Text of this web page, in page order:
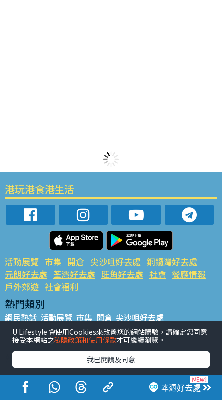
本週好去處
港玩港食港生活
活動展覽 市集 開倉 尖沙咀好去處 銅鑼灣好去處
元朗好去處 荃灣好去處 旺角好去處 社會 餐廳情報
戶外郊遊 社會福利
熱門類別
網民熱話 活動展覽 市集 開倉 尖沙咀好去處
銅鑼灣好去處 元朗好去處 荃灣好去處 旺角好去處 社會
餐廳情報 戶外郊遊
熱門標籤
#UGO搵好去處 #人氣活動推介 #美食社群熱話
#親子玩樂好去處
#ULifestyle應用程式
#限時搶
#UJetso禮物放送
#ULifestyle商戶中心 #著數 #網絡熱話
U Lifestyle 會使用Cookies來改善您的網站體驗，請確定您同意
接受本網站之私隱政策和使用條款才可繼續瀏覽。
我已閱讀及同意